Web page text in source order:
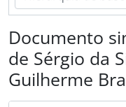
Documento
de Sérgio da
Guilherme